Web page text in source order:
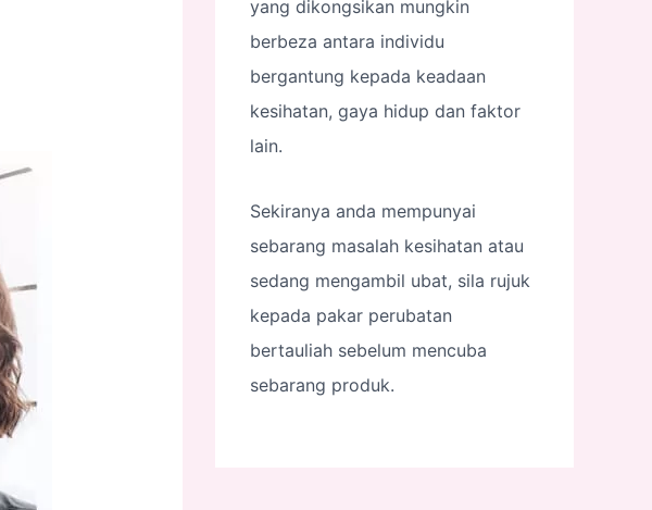
yang dikongsikan mungkin
berbeza antara individu
bergantung kepada keadaan
kesihatan, gaya hidup dan faktor
lain.
Sekiranya anda mempunyai
sebarang masalah kesihatan atau
sedang mengambil ubat, sila rujuk
kepada pakar perubatan
bertauliah sebelum mencuba
sebarang produk.